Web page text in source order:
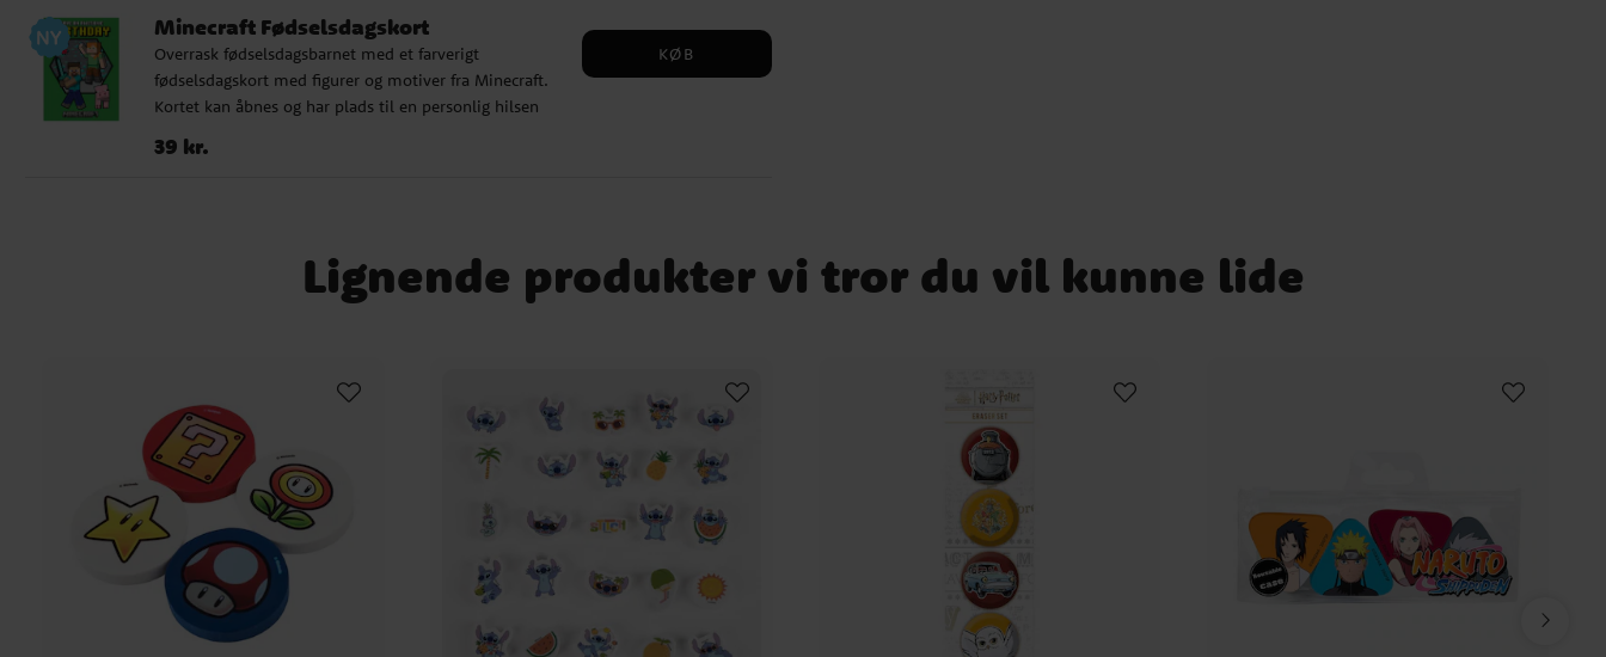
Minecraft Fødselsdagskort
Overrask fødselsdagsbarnet med et farverigt
fødselsdagskort med figurer og motiver fra Minecraft.
Kortet kan åbnes og har plads til en personlig hilsen
personlig hilsen ✓ Hvid kuvert medfølger ✓ Størrelse:
Pris :39 kr.
39 kr.
KØB
Lignende produkter vi tror du vil kunne lide